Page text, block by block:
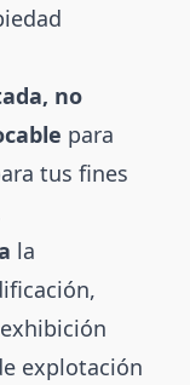
no
para
tus fines
la
explotación